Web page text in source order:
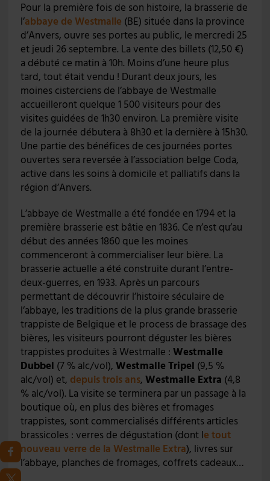
Pour la première fois de son histoire, la brasserie de
l’abbaye de Westmalle (BE) située dans la province
d’Anvers, ouvre ses portes au public, le mercredi 25
et jeudi 26 septembre. La vente des billets (12,50 €)
a débuté ce matin à 10h. Moins d’une heure plus
tard, tout était vendu ! Durant deux jours, les
moines cisterciens de l’abbaye de Westmalle
accueilleront quelque 1 500 visiteurs pour des
visites guidées de 1h30 environ. La première visite
de la journée débutera à 8h30 et la dernière à 15h30.
Une partie des bénéfices de ces journées portes
ouvertes sera reversée à l’association belge Coda,
active dans les soins à domicile et palliatifs dans la
région d’Anvers.
L’abbaye de Westmalle a été fondée en 1794 et la
première brasserie est bâtie en 1836. Ce n’est qu’au
début des années 1860 que les moines
commenceront à commercialiser leur bière. La
brasserie actuelle a été construite durant l’entre-
deux-guerres, en 1933. Après un parcours
permettant de découvrir l’histoire séculaire de
l’abbaye, les traditions de la plus grande brasserie
trappiste de Belgique et le process de brassage des
bières, les visiteurs pourront déguster les bières
trappistes produites à Westmalle : Westmalle
Dubbel (7 % alc/vol), Westmalle Tripel (9,5 %
alc/vol) et, depuis trois ans, Westmalle Extra (4,8
% alc/vol). La visite se terminera par un passage à la
boutique où, en plus des bières et fromages
trappistes, sont commercialisés différents articles
brassicoles : verres de dégustation (dont le tout
nouveau verre de la Westmalle Extra), livres sur
l’abbaye, planches de fromages, coffrets cadeaux…